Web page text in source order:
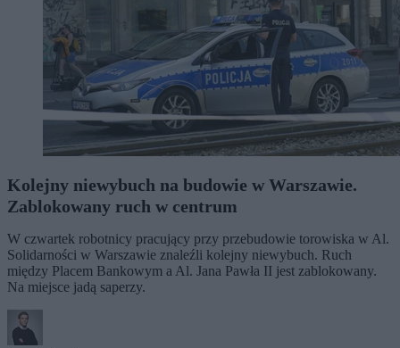
Kolejny niewybuch na budowie w Warszawie.
Zablokowany ruch w centrum
W czwartek robotnicy pracujący przy przebudowie torowiska w Al.
Solidarności w Warszawie znaleźli kolejny niewybuch. Ruch
między Placem Bankowym a Al. Jana Pawła II jest zablokowany.
Na miejsce jadą saperzy.